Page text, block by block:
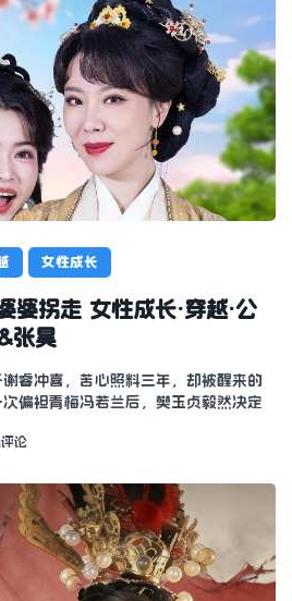
女性成长
婆拐走 女性成长·穿越·公
张昊
睿冲喜，苦心照料三年，却被醒来的
偏袒青梅冯若兰后，樊玉贞毅然决定
论